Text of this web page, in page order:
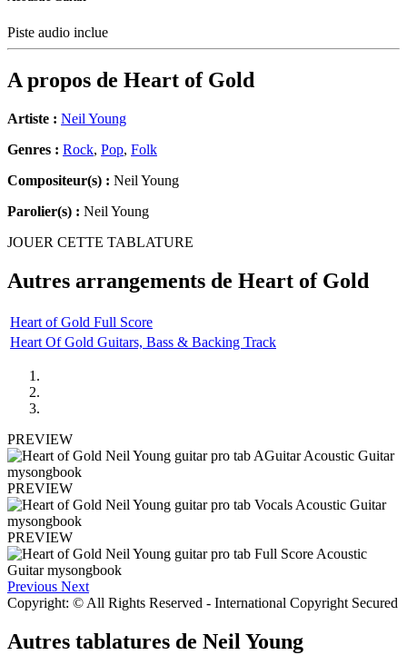
Piste audio inclue
A propos de Heart of Gold
Artiste : Neil Young
Genres : Rock, Pop, Folk
Compositeur(s) : Neil Young
Parolier(s) : Neil Young
JOUER CETTE TABLATURE
Autres arrangements de Heart of Gold
Heart of Gold Full Score
Heart Of Gold Guitars, Bass & Backing Track
PREVIEW
PREVIEW
PREVIEW
Previous Next
Copyright: © All Rights Reserved - International Copyright Secured
Autres tablatures de Neil Young